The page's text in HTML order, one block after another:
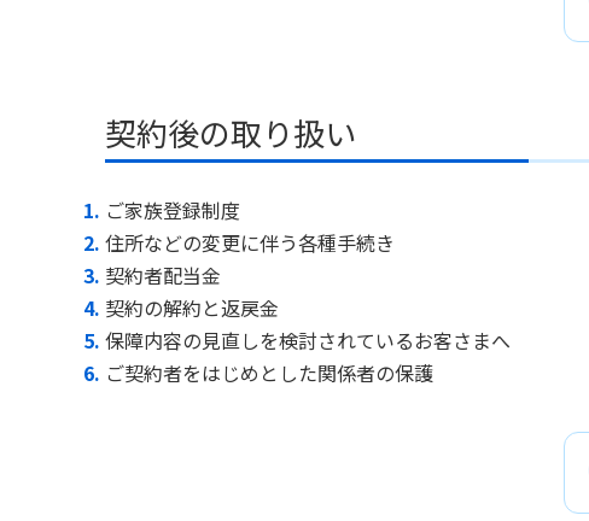
契約後の取り扱い
ご家族登録制度
住所などの変更に伴う各種手続き
契約者配当金
契約の解約と返戻金
保障内容の見直しを検討されているお客さまへ
ご契約者をはじめとした関係者の保護